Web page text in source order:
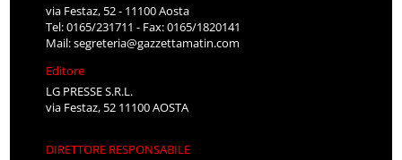
via Festaz, 52 - 11100 Aosta
Tel: 0165/231711 - Fax: 0165/1820141
Mail:segreteria@gazzettamatin.com
Editore
LG PRESSE S.R.L.
via Festaz, 52 11100 AOSTA
DIRETTORE RESPONSABILE